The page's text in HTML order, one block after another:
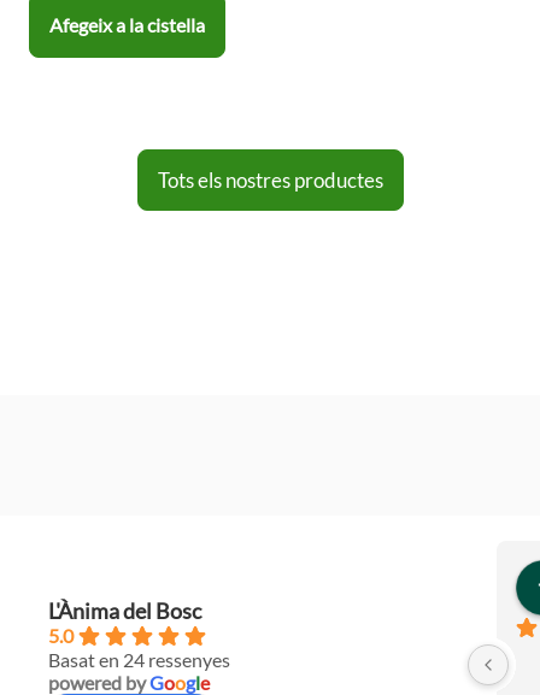
Afegeix a la cistella
Tots els nostres productes
L'Ànima del Bosc
5.0
Basat en 24 ressenyes
powered byGoogle